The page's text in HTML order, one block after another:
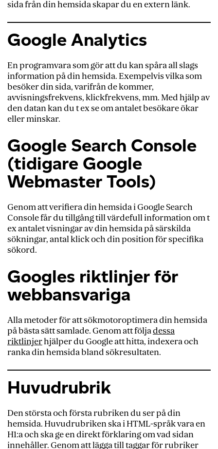
sida från din hemsida skapar du en extern länk.
Google Analytics
En programvara som gör att du kan spåra all slags
information på din hemsida. Exempelvis vilka som
besöker din sida, varifrån de kommer,
avvisningsfrekvens, klickfrekvens, mm. Med hjälp av
den datan kan du t ex se om antalet besökare ökar
eller minskar.
Google Search Console
(tidigare Google
Webmaster Tools)
Genom att verifiera din hemsida i Google Search
Console får du tillgång till värdefull information om t
ex antalet visningar av din hemsida på särskilda
sökningar, antal klick och din position för specifika
sökord.
Googles riktlinjer för
webbansvariga
Alla metoder för att sökmotoroptimera din hemsida
på bästa sätt samlade. Genom att följadessa
riktlinjerhjälper du Google att hitta, indexera och
ranka din hemsida bland sökresultaten.
Huvudrubrik
Den största och första rubriken du ser på din
hemsida. Huvudrubriken ska i HTML-språk vara en
H1:a och ska ge en direkt förklaring om vad sidan
innehåller. Genom att lägga till taggar för rubriker